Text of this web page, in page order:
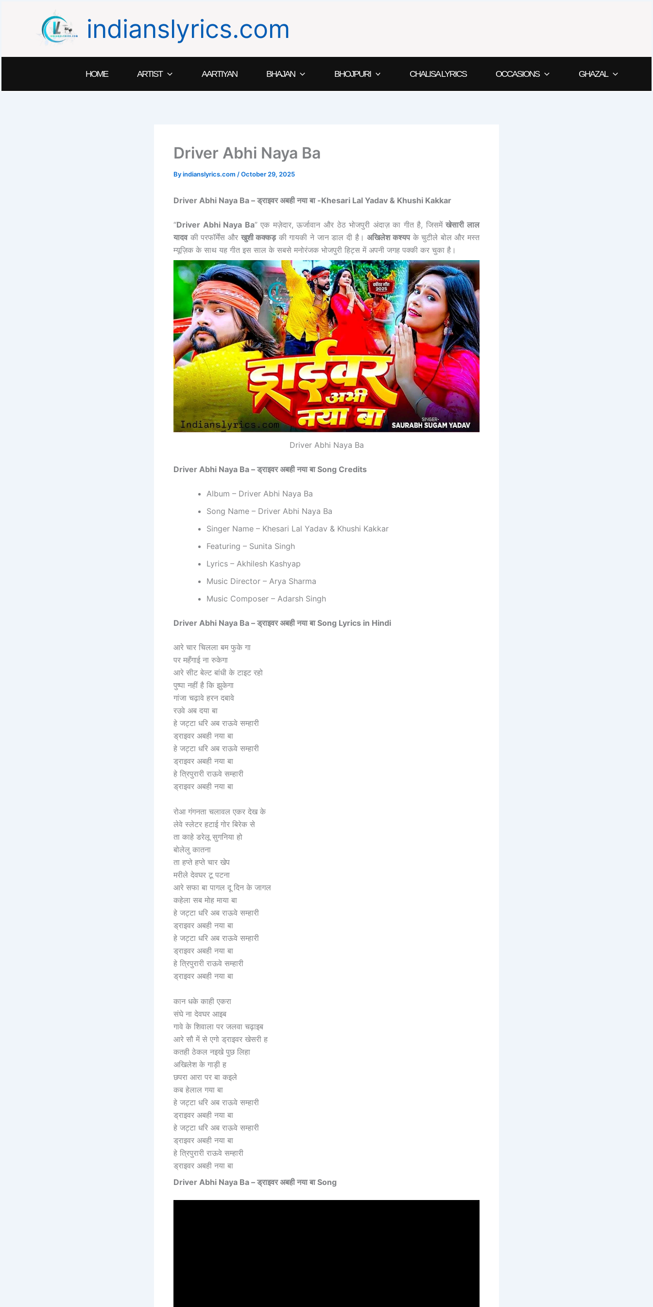
indianslyrics.com
HOME ARTIST AARTIYAN BHAJAN BHOJPURI CHALISA LYRICS OCCASIONS GHAZAL
Driver Abhi Naya Ba
Byindianslyrics.com /October 29, 2025
Driver Abhi Naya Ba – ‎ड्राइवर अबही नया बा -Khesari Lal Yadav & Khushi Kakkar
“Driver Abhi Naya Ba” एक मज़ेदार, ऊर्जावान और ठेठ भोजपुरी अंदाज़ का गीत है, जिसमेंखेसारी लाल
यादवकी परफॉर्मेंस और खुशी कक्कड़की गायकी ने जान डाल दी है।अखिलेश कश्यपके चुटीले बोल और मस्त
म्यूज़िक के साथ यह गीत इस साल के सबसे मनोरंजक भोजपुरी हिट्स में अपनी जगह पक्की कर चुका है।
Driver Abhi Naya Ba
Driver Abhi Naya Ba – ‎ड्राइवर अबही नया बा Song Credits
‎Album – Driver Abhi Naya Ba
‎Song Name – Driver Abhi Naya Ba
‎Singer Name – Khesari Lal Yadav & Khushi Kakkar
‎‎Featuring – Sunita Singh
‎Lyrics – Akhilesh Kashyap
‎Music Director – Arya Sharma
‎Music Composer – Adarsh Singh
Driver Abhi Naya Ba – ‎ड्राइवर अबही नया बा Song Lyrics in Hindi
‎आरे चार चिलला बम फुके गा
‎पर महँगाई ना रुकेगा
‎आरे सीट बेल्ट बांधी के टाइट रहो
‎पुष्पा नहीं है कि झुकेगा
‎गांजा चढ़ावे हरन दबावे
‎रउवे अब दया बा
‎हे जट्टा धरि अब राऊवे सम्हारी
‎ड्राइवर अबही नया बा
‎हे जट्टा धरि अब राऊवे सम्हारी
‎ड्राइवर अबही नया बा
‎हे त्रिपुरारी राऊवे सम्हारी
‎ड्राइवर अबही नया बा
‎रोआ गंगनता चलावल एकर देख के
‎लेवे स्लेटर हटाई गोर बिरेक से
‎ता काहे डरेलू सुगनिया हो
‎बोलेलु कातना
‎ता हप्ते हप्ते चार खेप
‎मरीले देवघर टू पटना
‎आरे सफा बा पागल दू दिन के जागल
‎कहेला सब मोह माया बा
‎हे जट्टा धरि अब राऊवे सम्हारी
‎ड्राइवर अबही नया बा
‎हे जट्टा धरि अब राऊवे सम्हारी
‎ड्राइवर अबही नया बा
‎हे त्रिपुरारी राऊवे सम्हारी
‎ड्राइवर अबही नया बा
‎कान धके काही एकरा
‎संघे ना देवघर आइब
‎गावे के शिवाला पर जलवा चढ़ाइब
‎आरे सौ में से एगो ड्राइवर खेसरी ह
‎कतही ठेकल नइखे पुछ लिहा
‎अखिलेश के गाड़ी ह
‎छपरा आरा पर बा कइले
‎कब हेलाल गया बा
‎हे जट्टा धरि अब राऊवे सम्हारी
‎ड्राइवर अबही नया बा
‎हे जट्टा धरि अब राऊवे सम्हारी
‎ड्राइवर अबही नया बा
‎हे त्रिपुरारी राऊवे सम्हारी
‎ड्राइवर अबही नया बा
Driver Abhi Naya Ba – ‎ड्राइवर अबही नया बा Song